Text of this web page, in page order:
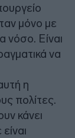
μόνο με
νόσο. Είναι
να
η
πολίτες.
κάνει